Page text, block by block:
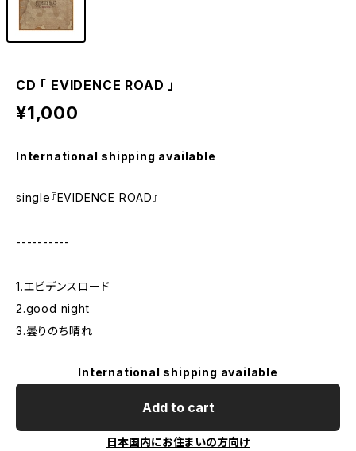
CD 「 EVIDENCE ROAD 」
¥1,000
International shipping available
single『EVIDENCE ROAD』
----------
1.エビデンスロード
2.good night
3.曇りのち晴れ
International shipping available
Add to cart
日本国内にお住まいの方向け